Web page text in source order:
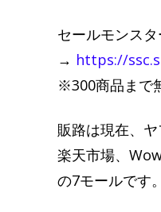
セールモンス
→ https://
※300商品まで
販路は現在、
楽天市場、
の7モールです。